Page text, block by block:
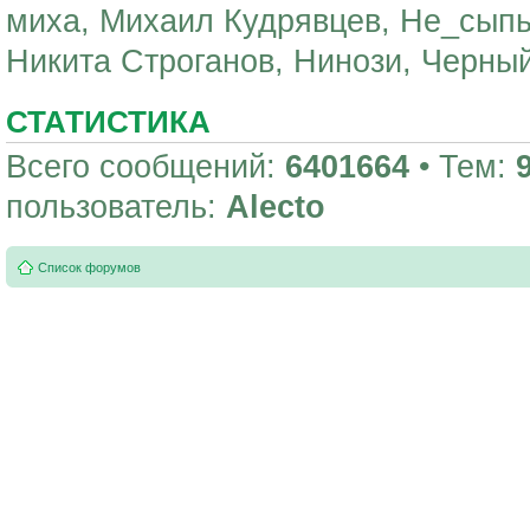
миха, Михаил Кудрявцев,
Никита Строганов, Нинози,
СТАТИСТИКА
Всего сообщений: 6401664 • Тем:
пользователь: Alecto
Список форумов